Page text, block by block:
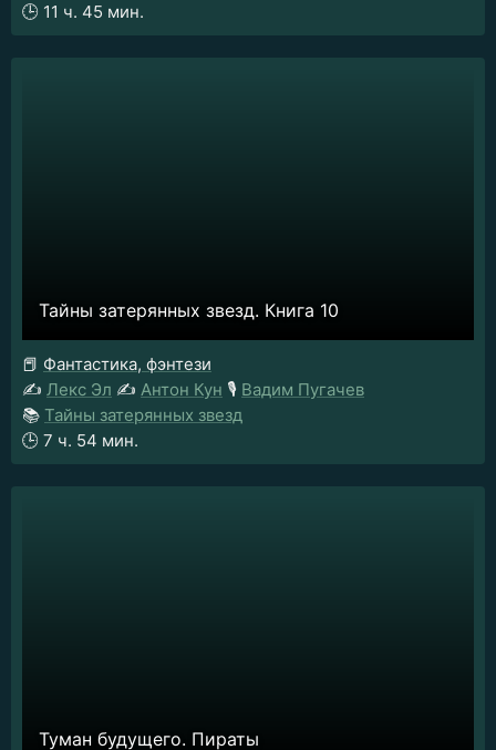
🕒 11 ч. 45 мин.
Тайны затерянных звезд. Книга 10
📕 Фантастика, фэнтези
✍️ Лекс Эл ✍️ Антон Кун 🎙️ Вадим Пугачев
📚 Тайны затерянных звезд
🕒 7 ч. 54 мин.
Туман будущего. Пираты